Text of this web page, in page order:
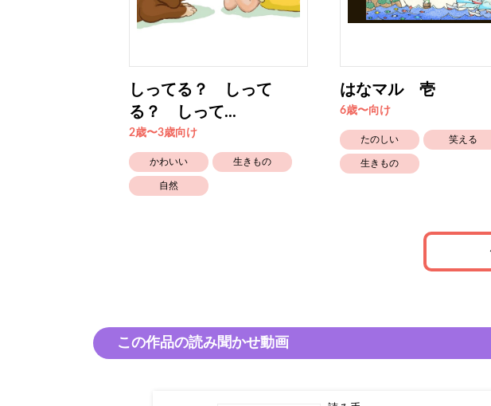
しってる？ しって
る？ しって...
2歳〜3歳向け
かわいい 生きもの
自然
はなマル 壱
6歳〜向け
たのしい 笑える
生きもの
この作品の読み聞かせ動画